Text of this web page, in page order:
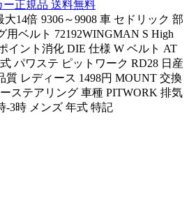
ー正規品 送料無料
14倍 9306～9908 車 セドリック 部
用ベルト 72192WINGMAN S High
イント消化 DIE 仕様 W ベルト AT
パワステ ピットワーク RD28 日産
質 レディース 1498円 MOUNT 交換
ステアリング 車種 PITWORK 排気
-3時 メンズ 年式 特記